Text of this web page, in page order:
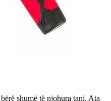
shumë të njohura tani. Ata